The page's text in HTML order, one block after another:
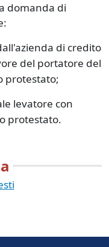
domanda di
di credito
del portatore del
protestato;
levatore con
protestato.